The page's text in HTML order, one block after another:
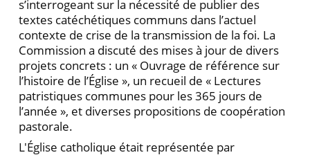
s’interrogeant sur la nécessité de publier des
textes catéchétiques communs dans l’actuel
contexte de crise de la transmission de la foi. La
Commission a discuté des mises à jour de divers
projets concrets : un « Ouvrage de référence sur
l’histoire de l’Église », un recueil de « Lectures
patristiques communes pour les 365 jours de
l’année », et diverses propositions de coopération
pastorale.
L'Église catholique était représentée par